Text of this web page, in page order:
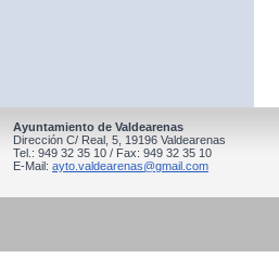
Ayuntamiento de Valdearenas
Dirección C/ Real, 5, 19196 Valdearenas
Tel.: 949 32 35 10 / Fax: 949 32 35 10
E-Mail: ayto.valdearenas@gmail.com